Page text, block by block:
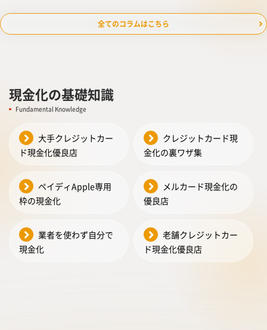
全てのコラムはこちら
現金化の基礎知識
Fundamental Knowledge
大手クレジットカー
ド現金化優良店
クレジットカード現
金化の裏ワザ集
ペイディApple専用
枠の現金化
メルカード現金化の
優良店
業者を使わず自分で
現金化
老舗クレジットカー
ド現金化優良店